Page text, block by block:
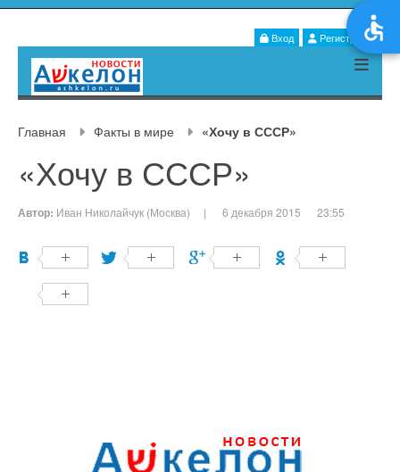
Вход Регистрация
Главная Факты в мире «Хочу в СССР»
«Хочу в СССР»
Автор: Иван Николайчук (Москва) | 6 декабря 2015 23:55